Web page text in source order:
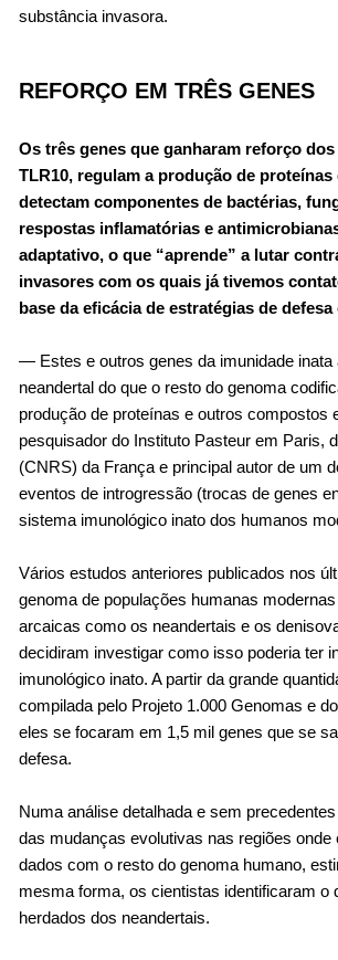
substância invasora.
REFORÇO EM TRÊS GENES
Os três genes que ganharam reforço
TLR10, regulam a produção de
detectam componentes de bactérias,
respostas inflamatórias e
adaptativo, o que “aprende” a lutar
invasores com os quais já tivemos
base da eficácia de estratégias de
— Estes e outros genes da imunidade
neandertal do que o resto do genoma
produção de proteínas e outros
pesquisador do Instituto Pasteur em Paris,
(CNRS) da França e principal autor de um
eventos de introgressão (trocas de genes
sistema imunológico inato dos humanos
Vários estudos anteriores publicados nos
genoma de populações humanas
arcaicas como os neandertais e os
decidiram investigar como isso poderia ter
imunológico inato. A partir da grande
compilada pelo Projeto 1.000 Genomas e
eles se focaram em 1,5 mil genes que se
defesa.
Numa análise detalhada e sem
das mudanças evolutivas nas regiões
dados com o resto do genoma humano,
mesma forma, os cientistas identificaram o
herdados dos neandertais.